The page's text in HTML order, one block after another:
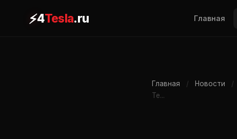
⚡4Tesla.ru Главная
Главная / Новости /
Te...